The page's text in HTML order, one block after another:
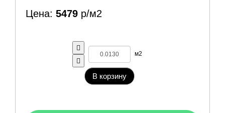
Цена: 5479 р/м2
м2
В корзину